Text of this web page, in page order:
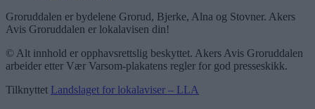
Groruddalen er bydelene Grorud, Bjerke, Alna og Stovner. Akers
Avis Groruddalen er lokalavisen din!
© Alt innhold er opphavsrettslig beskyttet. Akers Avis Groruddalen
arbeider etter Vær Varsom-plakatens regler for god presseskikk.
Tilknyttet Landslaget for lokalaviser – LLA